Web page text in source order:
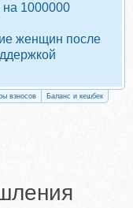
на 1000000
женщин после
взносов Баланс и кешбек